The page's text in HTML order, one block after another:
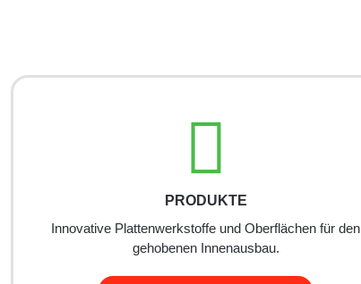
PRODUKTE
Innovative Plattenwerkstoffe und Oberflächen für den
gehobenen Innenausbau.